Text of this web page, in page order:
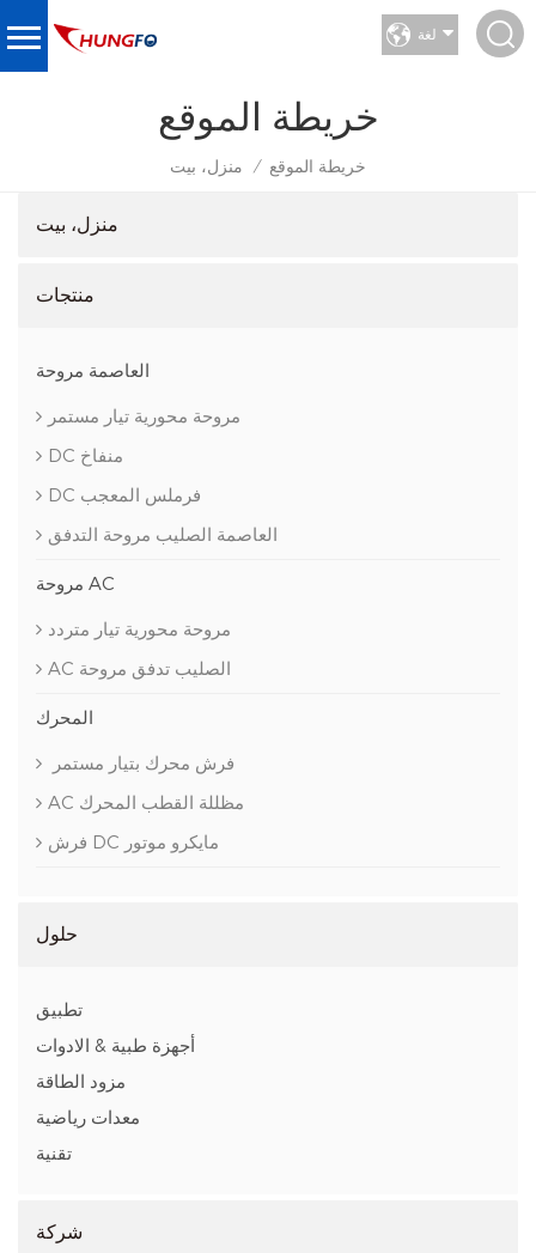
لغة
خريطة الموقع
منزل، بيت / خريطة الموقع
منزل، بيت
منتجات
العاصمة مروحة
مروحة محورية تيار مستمر
DC منفاخ
DC فرملس المعجب
العاصمة الصليب مروحة التدفق
مروحة AC
مروحة محورية تيار متردد
AC الصليب تدفق مروحة
المحرك
فرش محرك بتيار مستمر
AC مظللة القطب المحرك
فرش DC مايكرو موتور
حلول
تطبيق
أجهزة طبية & الادوات
مزود الطاقة
معدات رياضية
تقنية
شركة